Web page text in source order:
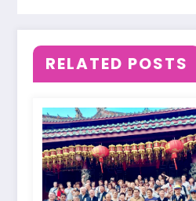
RELATED POSTS